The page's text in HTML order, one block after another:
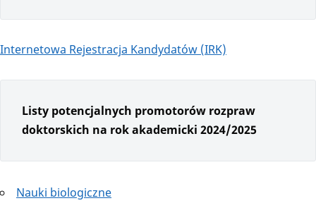
Internetowa Rejestracja Kandydatów (IRK)
Listy potencjalnych promotorów rozpraw
doktorskich na rok akademicki 2024/2025
Nauki biologiczne